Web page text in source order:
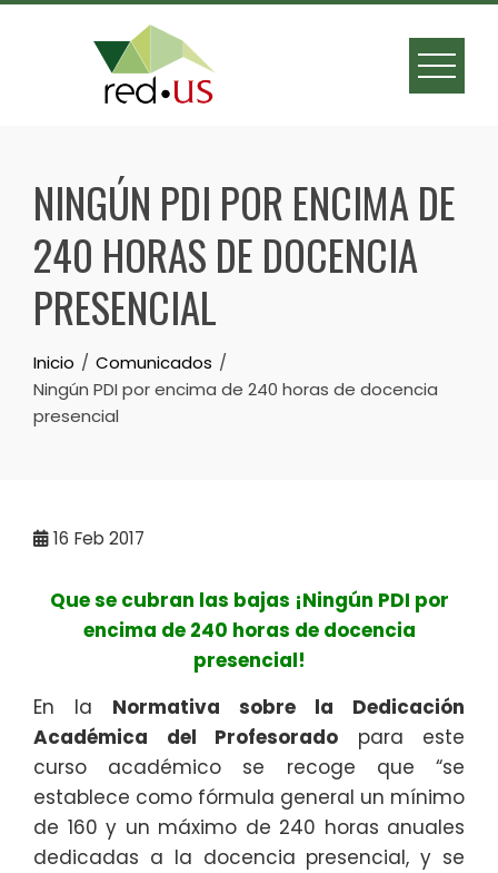
Skip
NINGÚN PDI POR ENCIMA DE
240 HORAS DE DOCENCIA
PRESENCIAL
Inicio
Comunicados
Ningún PDI por encima de 240 horas de docencia
presencial
16 Feb 2017
Que se cubran las bajas ¡Ningún PDI por
encima de 240 horas de docencia
presencial!
En la Normativa sobre la Dedicación
Académica del Profesorado para este
curso académico se recoge que “se
establece como fórmula general un mínimo
de 160 y un máximo de 240 horas anuales
dedicadas a la docencia presencial, y se